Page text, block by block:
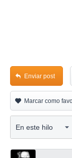
Enviar post
Marcar como